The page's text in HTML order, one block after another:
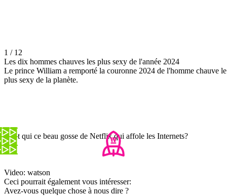
1 / 12
Les dix hommes chauves les plus sexy de l'année 2024
Le prince William a remporté la couronne 2024 de l'homme chauve le
plus sexy de la planète.
C'est qui ce beau gosse de Netflix qui affole les Internets?
Video: watson
Ceci pourrait également vous intéresser:
Avez-vous quelque chose à nous dire ?